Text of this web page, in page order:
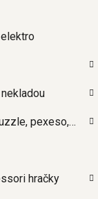
pexeso,…
hračky